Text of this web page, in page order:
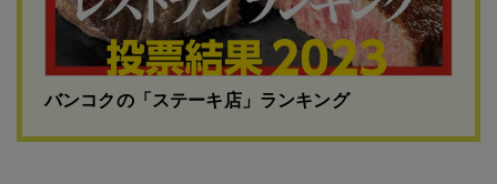
バンコクの「ステーキ店」ランキング